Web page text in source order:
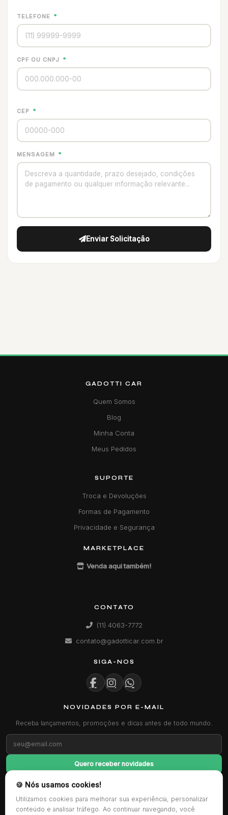
🍪 Nós usamos cookies!
Utilizamos cookies para melhorar sua experiência, personalizar
conteúdo e analisar tráfego. Ao continuar navegando, você
TELEFONE *
CPF OU CNPJ *
CEP *
MENSAGEM *
Enviar Solicitação
GADOTTI CAR
Quem Somos
Blog
Minha Conta
Meus Pedidos
SUPORTE
Troca e Devoluções
Formas de Pagamento
Privacidade e Segurança
MARKETPLACE
Venda aqui também!
CONTATO
(11) 4063-7772
contato@gadotticar.com.br
SIGA-NOS
NOVIDADES POR E-MAIL
Receba lançamentos, promoções e dicas antes de todo mundo.
Quero receber novidades
FORMAS DE PAGAMENTO